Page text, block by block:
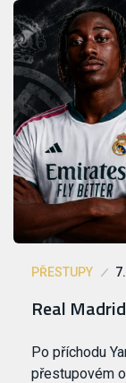
PŘESTUPY
Real
Po příchodu
přestupovém